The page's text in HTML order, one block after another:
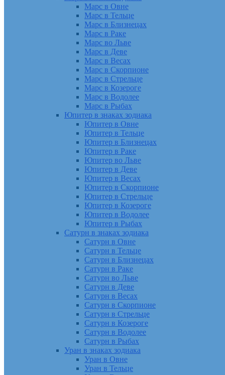
Марс в Овне
Марс в Тельце
Марс в Близнецах
Марс в Раке
Марс во Льве
Марс в Деве
Марс в Весах
Марс в Скорпионе
Марс в Стрельце
Марс в Козероге
Марс в Водолее
Марс в Рыбах
Юпитер в знаках зодиака
Юпитер в Овне
Юпитер в Тельце
Юпитер в Близнецах
Юпитер в Раке
Юпитер во Льве
Юпитер в Деве
Юпитер в Весах
Юпитер в Скорпионе
Юпитер в Стрельце
Юпитер в Козероге
Юпитер в Водолее
Юпитер в Рыбах
Сатурн в знаках зодиака
Сатурн в Овне
Сатурн в Тельце
Сатурн в Близнецах
Сатурн в Раке
Сатурн во Льве
Сатурн в Деве
Сатурн в Весах
Сатурн в Скорпионе
Сатурн в Стрельце
Сатурн в Козероге
Сатурн в Водолее
Сатурн в Рыбах
Уран в знаках зодиака
Уран в Овне
Уран в Тельце